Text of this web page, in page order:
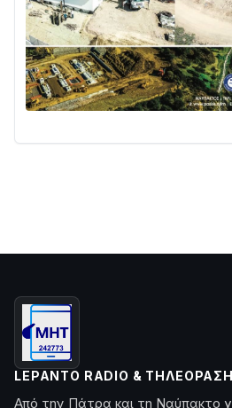
LEPANTO RADIO &
Από την Πάτρα και τη Ναύπακτο